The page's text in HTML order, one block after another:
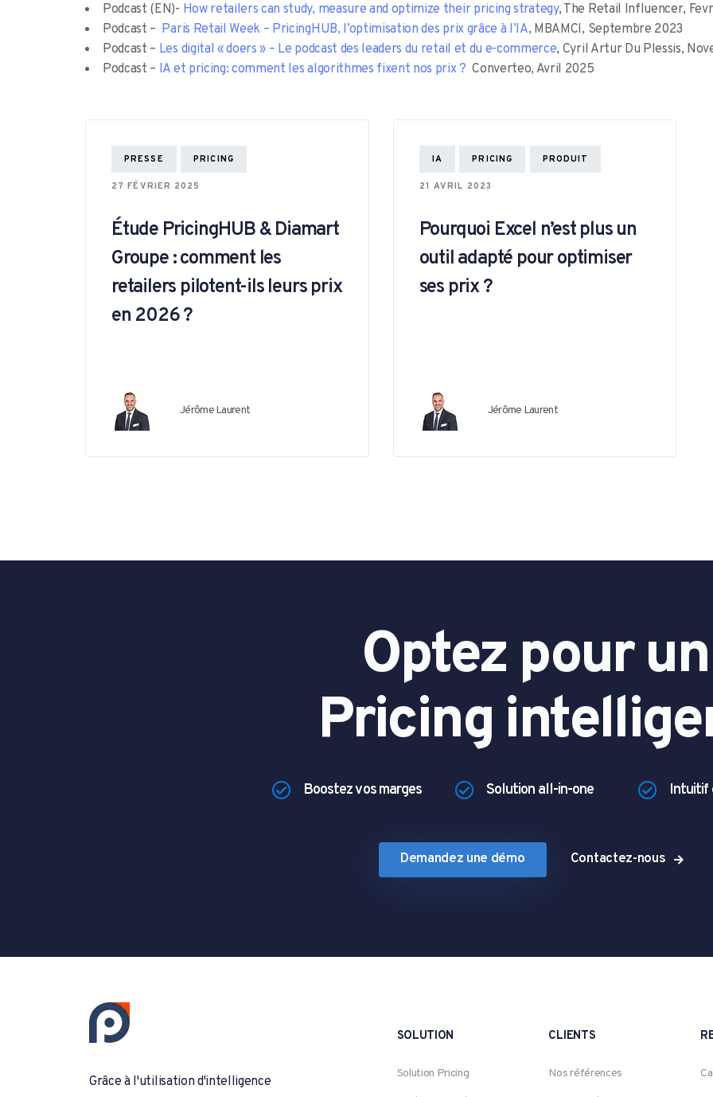
Podcast (EN)- How retailers can study, measure and optimize their pricing strategy, The Retail Influencer,
Podcast – Paris Retail Week – PricingHUB, l’optimisation des prix grâce à l’IA, MBAMCI, Septembre 2023
Podcast – Les digital « doers » – Le podcast des leaders du retail et du e-commerce, Cyril Artur Du Plessis,
Podcast – IA et pricing: comment les algorithmes fixent nos prix ? Converteo, Avril 2025
PRESSE PRICING
27 FÉVRIER 2025
Étude PricingHUB & Diamart
Groupe : comment les
retailers pilotent-ils leurs prix
en 2026 ?
Jérôme Laurent
IA PRICING PRODUIT
21 AVRIL 2023
Pourquoi Excel n’est plus un
outil adapté pour optimiser
ses prix ?
Jérôme Laurent
Optez pour un
Pricing
Boostez vos marges Solution all-in-one Intuitif
Demandez une démo Contactez-nous
Grâce à l'utilisation d'intelligence
SOLUTION
Solution Pricing
CLIENTS
Nos références